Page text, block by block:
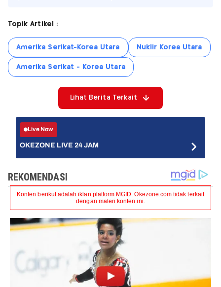
Topik Artikel :
Amerika Serikat-Korea Utara Nuklir Korea Utara
Amerika Serikat - Korea Utara
Lihat Berita Terkait
Live Now
OKEZONE LIVE 24 JAM